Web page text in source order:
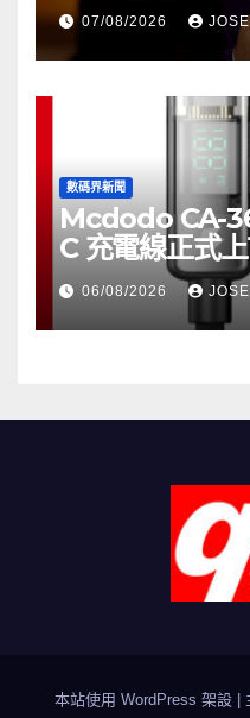
07/08/2026
數碼界新聞
Mcdodo CA-
C 充電線正式
06/08/2026
本站使用 WordPress 架設